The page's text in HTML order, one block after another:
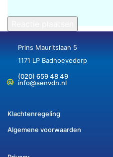
Prins Mauritslaan 5
1171 LP Badhoevedorp
(020) 659 48 49
info@senvdn.nl
Klachtenregeling
Algemene voorwaarden